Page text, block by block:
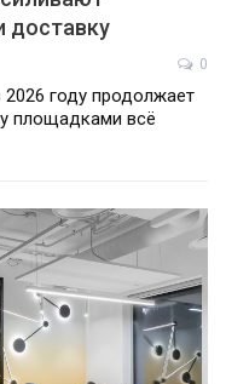
доставку
0
году продолжает
площадками всё